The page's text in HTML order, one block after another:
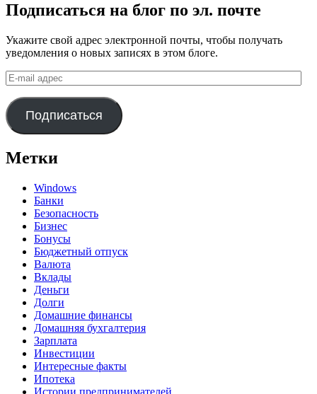
Подписаться на блог по эл. почте
Укажите свой адрес электронной почты, чтобы получать
уведомления о новых записях в этом блоге.
E-
mail
адрес
Подписаться
Метки
Windows
Банки
Безопасность
Бизнес
Бонусы
Бюджетный отпуск
Валюта
Вклады
Деньги
Долги
Домашние финансы
Домашняя бухгалтерия
Зарплата
Инвестиции
Интересные факты
Ипотека
Истории предпринимателей